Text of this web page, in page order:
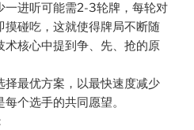
一进听可能需2-3轮牌，每轮对
摸碰吃，这就使得牌局不断随
术核心中提到争、先、抢的原
最优方案，以最快速度减少
个选手的共同愿望。